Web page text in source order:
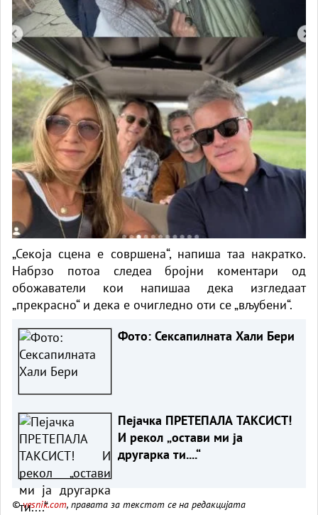
„Секоја сцена е совршена“, напиша таа накратко.
Набрзо потоа следеа бројни коментари од
обожаватели кои напишаа дека изгледаат
„прекрасно“ и дека е очигледно оти се „вљубени“.
Фото: Сексапилната Хали Бери
Пејачка ПРЕТЕПАЛА ТАКСИСТ!
И рекол „остави ми ја
другарка ти....“
©vesnik.com, правата за текстот се на редакцијата